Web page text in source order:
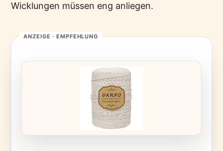
Wicklungen müssen eng anliegen.